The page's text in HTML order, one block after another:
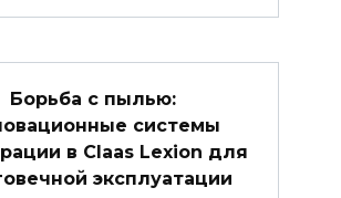
Борьба с пылью:
системы
в Claas Lexion для
эксплуатации